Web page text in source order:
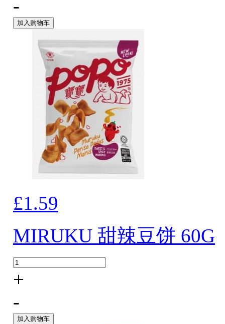
-
加入购物车
£1.59
MIRUKU 甜辣豆饼 60G
+
-
加入购物车